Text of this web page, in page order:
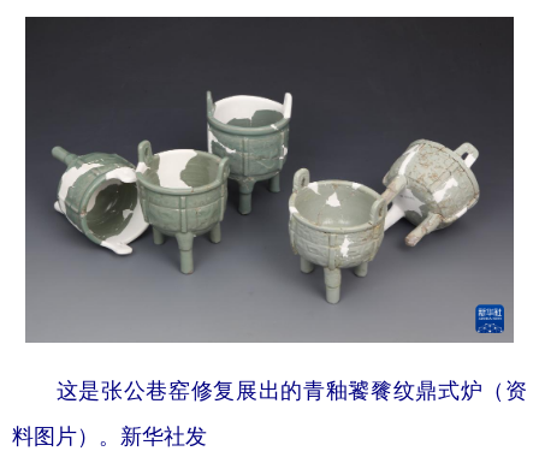
乡村振兴
城市 旅游 会展
彩票 娱乐 时尚 悦读
公益 一带一路 亚太网 上市公司
地方频道
北京 天津
这是张公巷窑修复展出的青釉饕餮纹鼎式炉（资
料图片）。新华社发